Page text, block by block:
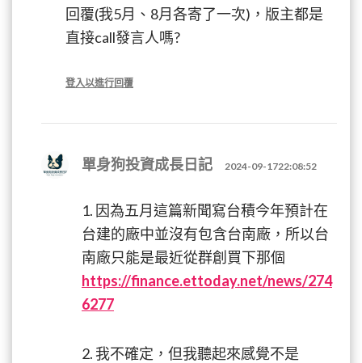
回覆(我5月、8月各寄了一次)，版主都是
直接call發言人嗎?
登入以進行回覆
單身狗投資成長日記 2024-09-1722:08:52
1. 因為五月這篇新聞寫台積今年預計在
台建的廠中並沒有包含台南廠，所以台
南廠只能是最近從群創買下那個
https://finance.ettoday.net/news/274
6277
2. 我不確定，但我聽起來感覺不是